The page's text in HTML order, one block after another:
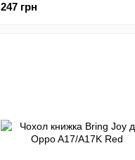
247 грн